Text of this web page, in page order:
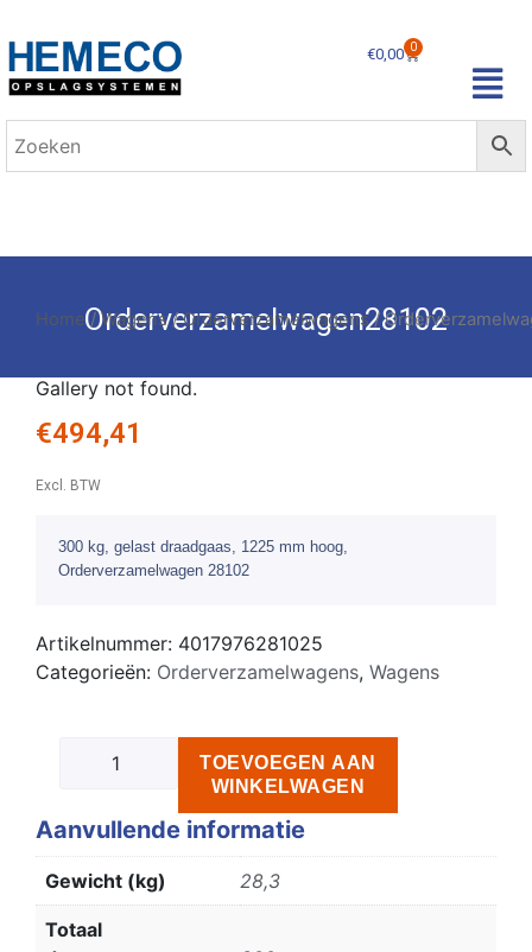
€0,00 0
Orderverzamelwagen28102
Home/Wagens/Orderverzamelwagens/
Gallery not found.
€494,41
Excl. BTW
300 kg, gelast draadgaas, 1225 mm hoog,
Orderverzamelwagen 28102
Artikelnummer: 4017976281025
Categorieën: Orderverzamelwagens, Wagens
TOEVOEGEN AAN
WINKELWAGEN
Aanvullende informatie
Gewicht (kg) 28,3
Totaal